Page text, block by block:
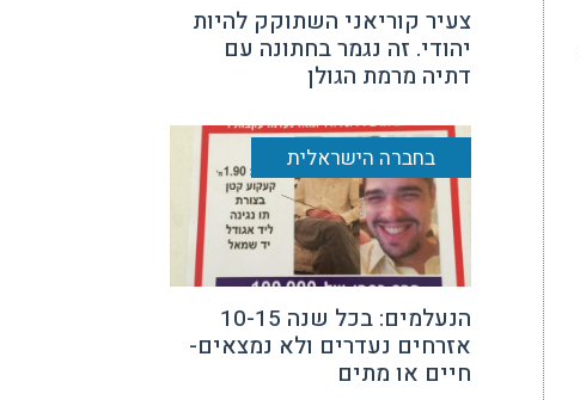
צעיר קוריאני השתוקק להיות
יהודי. זה נגמר בחתונה עם
דתיה מרמת הגולן
בחברה הישראלית
הנעלמים: בכל שנה 10-15
אזרחים נעדרים ולא נמצאים-
חיים או מתים